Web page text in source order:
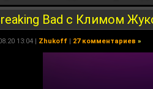
Bad с Климом
13:04 | Zhukoff | 27 комментариев »